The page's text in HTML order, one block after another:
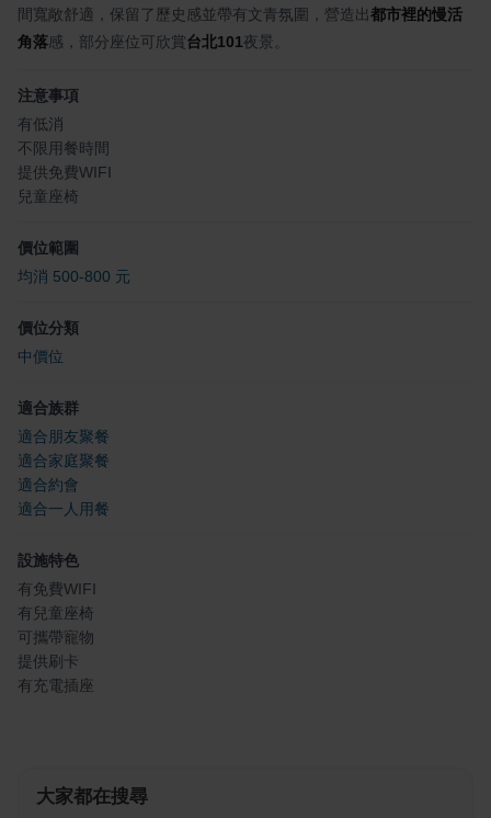
間寬敞舒適，保留了歷史感並帶有文青氛圍，營造出都市裡的慢活
角落感，部分座位可欣賞台北101夜景。
注意事項
有低消
不限用餐時間
提供免費WIFI
兒童座椅
價位範圍
均消 500-800 元
價位分類
中價位
適合族群
適合朋友聚餐
適合家庭聚餐
適合約會
適合一人用餐
設施特色
有免費WIFI
有兒童座椅
可攜帶寵物
提供刷卡
有充電插座
大家都在搜尋